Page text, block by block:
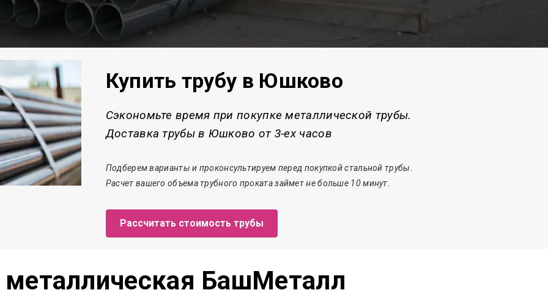
Купить трубу в Юшково
Сэкономьте время при покупке металлической трубы.
Доставка трубы в Юшково от 3-ех часов
Подберем варианты и проконсультируем перед покупкой стальной трубы.
Расчет вашего объема трубного проката займетне больше 10 минут.
Рассчитать стоимость трубы
металлическая БашМеталл